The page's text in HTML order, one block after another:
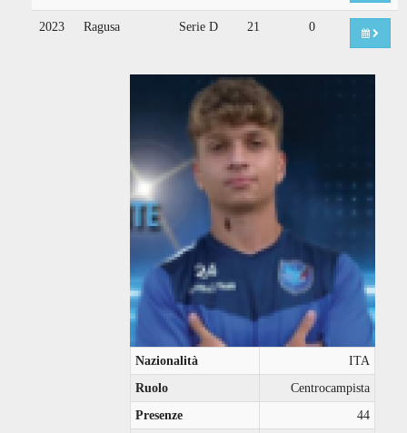
2023 Ragusa Serie D 21 0
Nazionalità
ITA
Ruolo
Centrocampista
Presenze
44